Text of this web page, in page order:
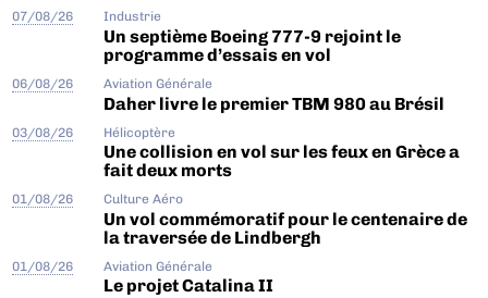
07/08/26 Industrie
Un septième Boeing 777-9 rejoint le
programme d’essais en vol
06/08/26 Aviation Générale
Daher livre le premier TBM 980 au Brésil
03/08/26 Hélicoptère
Une collision en vol sur les feux en Grèce a
fait deux morts
01/08/26 Culture Aéro
Un vol commémoratif pour le centenaire de
la traversée de Lindbergh
01/08/26 Aviation Générale
Le projet Catalina II